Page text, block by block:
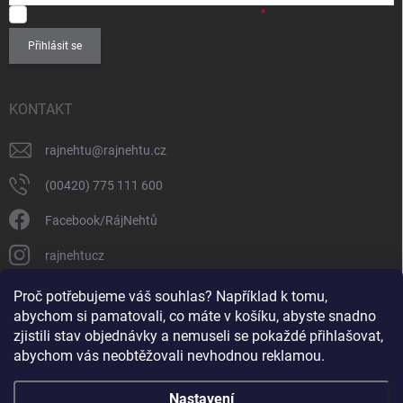
Proč potřebujeme váš souhlas? Například k tomu,
abychom si pamatovali, co máte v košíku, abyste snadno
zjistili stav objednávky a nemuseli se pokaždé přihlašovat,
abychom vás neobtěžovali nevhodnou reklamou.
Nastavení
Přihlásit se
KONTAKT
rajnehtu@rajnehtu.cz
(00420) 775 111 600
Facebook/RájNehtů
rajnehtucz
https://www.youtube.com/@RajnehtuCzc